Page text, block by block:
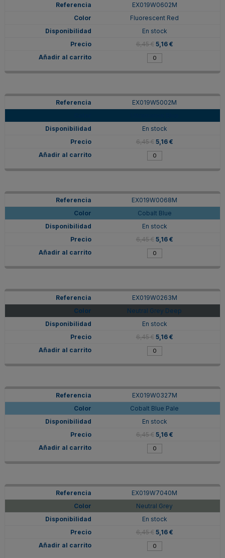
EX019W0602M
Fluorescent Red
En stock
6,45 € 5,16 €
EX019W5002M
En stock
6,45 € 5,16 €
EX019W0068M
Cobalt Blue
En stock
6,45 € 5,16 €
EX019W0263M
Neutral Grey Deep
En stock
6,45 € 5,16 €
EX019W0327M
Cobalt Blue Pale
En stock
6,45 € 5,16 €
EX019W7040M
Neutral Grey
En stock
6,45 € 5,16 €